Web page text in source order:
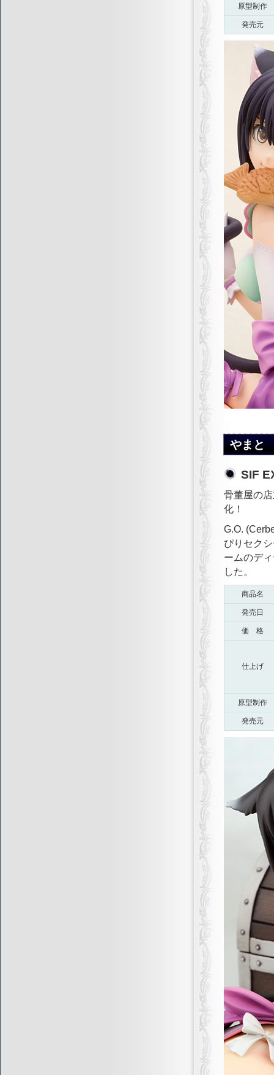
原型制作
発売元
やまと
SIF
骨董屋の
化！
G.O.
ぴりセク
ームのデ
した。
商品名
発売日
価 格
仕上げ
原型制作
発売元